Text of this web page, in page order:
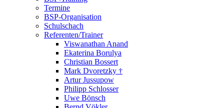
Termine
BSP-Organisation
Schulschach
Referenten/Trainer
Viswanathan Anand
Ekaterina Borulya
Christian Bossert
Mark Dvoretzky †
Artur Jussupow
Philipp Schlosser
Uwe Bönsch